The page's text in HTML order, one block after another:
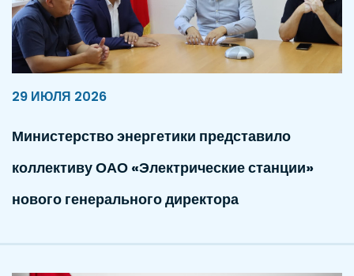
29 ИЮЛЯ 2026
Министерство энергетики представило
коллективу ОАО «Электрические станции»
нового генерального директора